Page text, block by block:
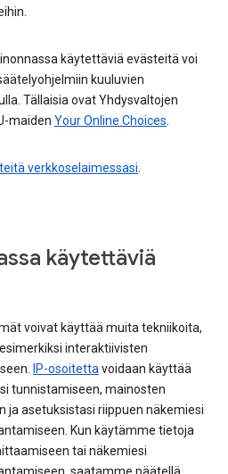
käytettäviä evästeitä voi
kuuluvien
Tällaisia ovat Yhdysvaltojen
maiden Your Online Choices.
verkkoselaimessasi.
käytettäviä
voivat käyttää muita tekniikoita,
interaktiivisten
IP-osoitettavoidaan käyttää
tunnistamiseen, mainosten
ja asetuksistasi riippuen näkemiesi
Kun käytämme tietoja
tai näkemiesi